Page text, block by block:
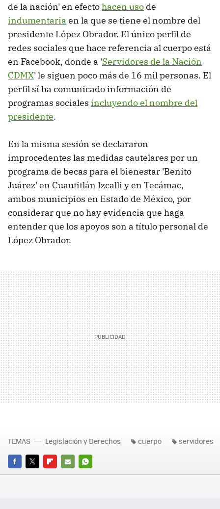
de la nación' en efectohacen uso de
indumentaria en la que se tiene el nombre del
presidente López Obrador. El único perfil de
redes sociales que hace referencia al cuerpo está
en Facebook, donde a 'Servidores de la Nación
CDMX' le siguen poco más de 16 mil personas. El
perfil sí ha comunicado información de
programas sociales incluyendo el nombre del
presidente.
En la misma sesión se declararon
improcedentes las medidas cautelares por un
programa de becas para el bienestar 'Benito
Juárez' en Cuautitlán Izcalli y en Tecámac,
ambos municipios en Estado de México, por
considerar que no hay evidencia que haga
entender que los apoyos son a título personal de
López Obrador.
FACEBOOK
TWITTERFLIPBOARD
E-
WHATSAPP
TEMAS Legislación y Derechos cuerpo servidores